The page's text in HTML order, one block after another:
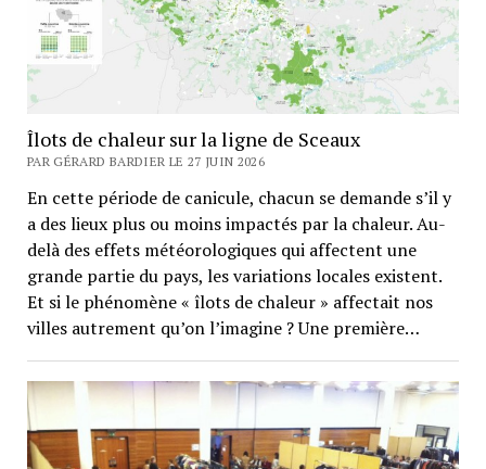
Îlots de chaleur sur la ligne de Sceaux
PAR GÉRARD BARDIER LE 27 JUIN 2026
En cette période de canicule, chacun se demande s’il y
a des lieux plus ou moins impactés par la chaleur. Au-
delà des effets météorologiques qui affectent une
grande partie du pays, les variations locales existent.
Et si le phénomène « îlots de chaleur » affectait nos
villes autrement qu’on l’imagine ? Une première…